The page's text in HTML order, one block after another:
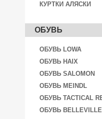
КУРТКИ АЛЯСКИ
ОБУВЬ
ОБУВЬ LOWA
ОБУВЬ HAIX
ОБУВЬ SALOMON
ОБУВЬ MEINDL
ОБУВЬ TACTICAL
ОБУВЬ BELLEVILLE